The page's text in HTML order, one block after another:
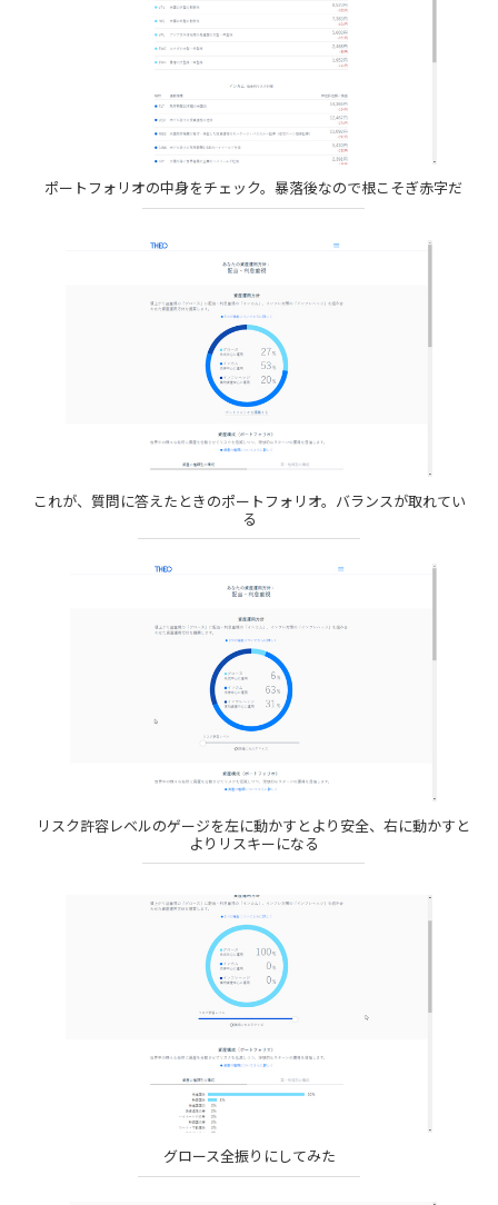
ポートフォリオの中身をチェック。暴落後なので根こそぎ赤字だ
これが、質問に答えたときのポートフォリオ。バランスが取れてい
る
リスク許容レベルのゲージを左に動かすとより安全、右に動かすと
よりリスキーになる
グロース全振りにしてみた